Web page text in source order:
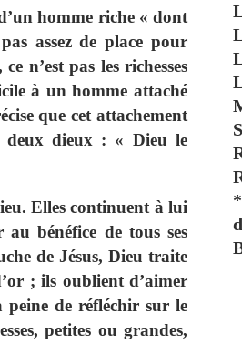
homme riche « dont
assez de place pour
n’est pas les richesses
à un homme attaché
que cet attachement
deux dieux : « Dieu le
Elles continuent à lui
bénéfice de tous ses
de Jésus, Dieu traite
; ils oublient d’aimer
peine de réfléchir sur le
petites ou grandes,